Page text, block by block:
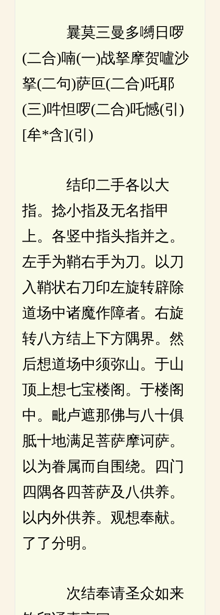
曩莫三曼多嚩日啰
(二合)喃(一)战拏摩贺嚧沙
拏(二句)萨叵(二合)吒耶
(三)吽怛啰(二合)吒憾(引)
[牟*含](引)
结印二手各以大
指。捻小指及无名指甲
上。各竖中指头指并之。
左手为鞘右手为刀。以刀
入鞘状右刀印左旋转辟除
道场中诸魔作障者。右旋
转八方结上下方隅界。然
后想道场中须弥山。于山
顶上想七宝楼阁。于楼阁
中。毗卢遮那佛与八十俱
胝十地满足菩萨摩诃萨。
以为眷属而自围绕。四门
四隅各四菩萨及八供养。
以内外供养。观想奉献。
了了分明。
次结奉请圣众如来